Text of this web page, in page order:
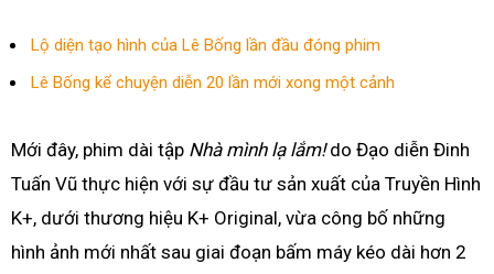
Lộ diện tạo hình của Lê Bống lần đầu đóng phim
Lê Bống kể chuyện diễn 20 lần mới xong một cảnh
Mới đây, phim dài tập Nhà mình lạ lắm!do Đạo diễn Đinh
Tuấn Vũ thực hiện với sự đầu tư sản xuất của Truyền Hình
K+, dưới thương hiệu K+ Original, vừa công bố những
hình ảnh mới nhất sau giai đoạn bấm máy kéo dài hơn 2